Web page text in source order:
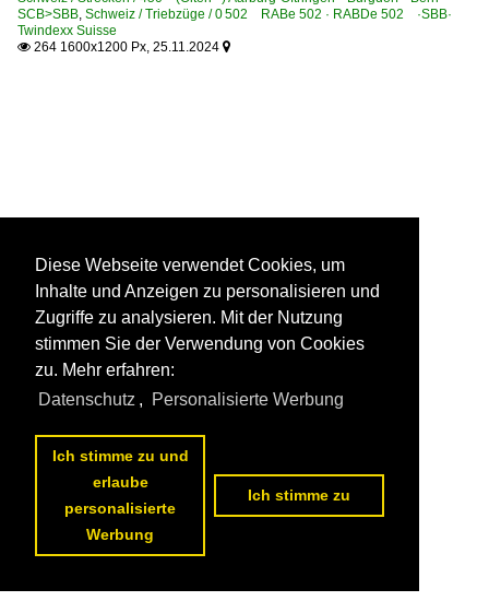
SCB>SBB, Schweiz / Triebzüge / 0 502 RABe 502 · RABDe 502 ·SBB·
Twindexx Suisse
 264 1600x1200 Px, 25.11.2024 
Diese Webseite verwendet Cookies, um
Inhalte und Anzeigen zu personalisieren und
Zugriffe zu analysieren. Mit der Nutzung
stimmen Sie der Verwendung von Cookies
zu. Mehr erfahren:
Datenschutz , Personalisierte Werbung
Ich stimme zu und
erlaube
personalisierte
Werbung
Ich stimme zu